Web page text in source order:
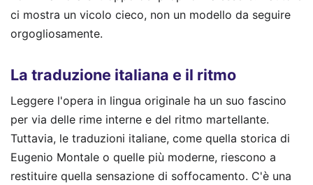
ci mostra un vicolo cieco, non un modello da seguire
orgogliosamente.
La traduzione italiana e il ritmo
Leggere l'opera in lingua originale ha un suo fascino
per via delle rime interne e del ritmo martellante.
Tuttavia, le traduzioni italiane, come quella storica di
Eugenio Montale o quelle più moderne, riescono a
restituire quella sensazione di soffocamento. C'è una